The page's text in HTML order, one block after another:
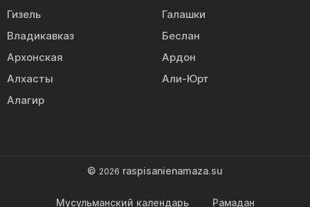
Гизель
Галашки
Владикавказ
Беслан
Архонская
Ардон
Алхасты
Али-Юрт
Алагир
© 2026 raspisanienamaza.su
Мусульманский календарь Рамадан